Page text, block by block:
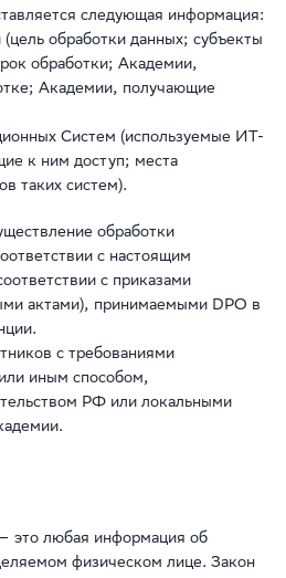
следующая информация:
обработки данных; субъекты
обработки; Академии,
Академии, получающие
Систем (используемые ИТ-
к ним доступ; места
таких систем).
обработки
с настоящим
с приказами
актами), принимаемыми DPO в
с требованиями
иным способом,
РФ или локальными
это любая информация об
физическом лице. Закон